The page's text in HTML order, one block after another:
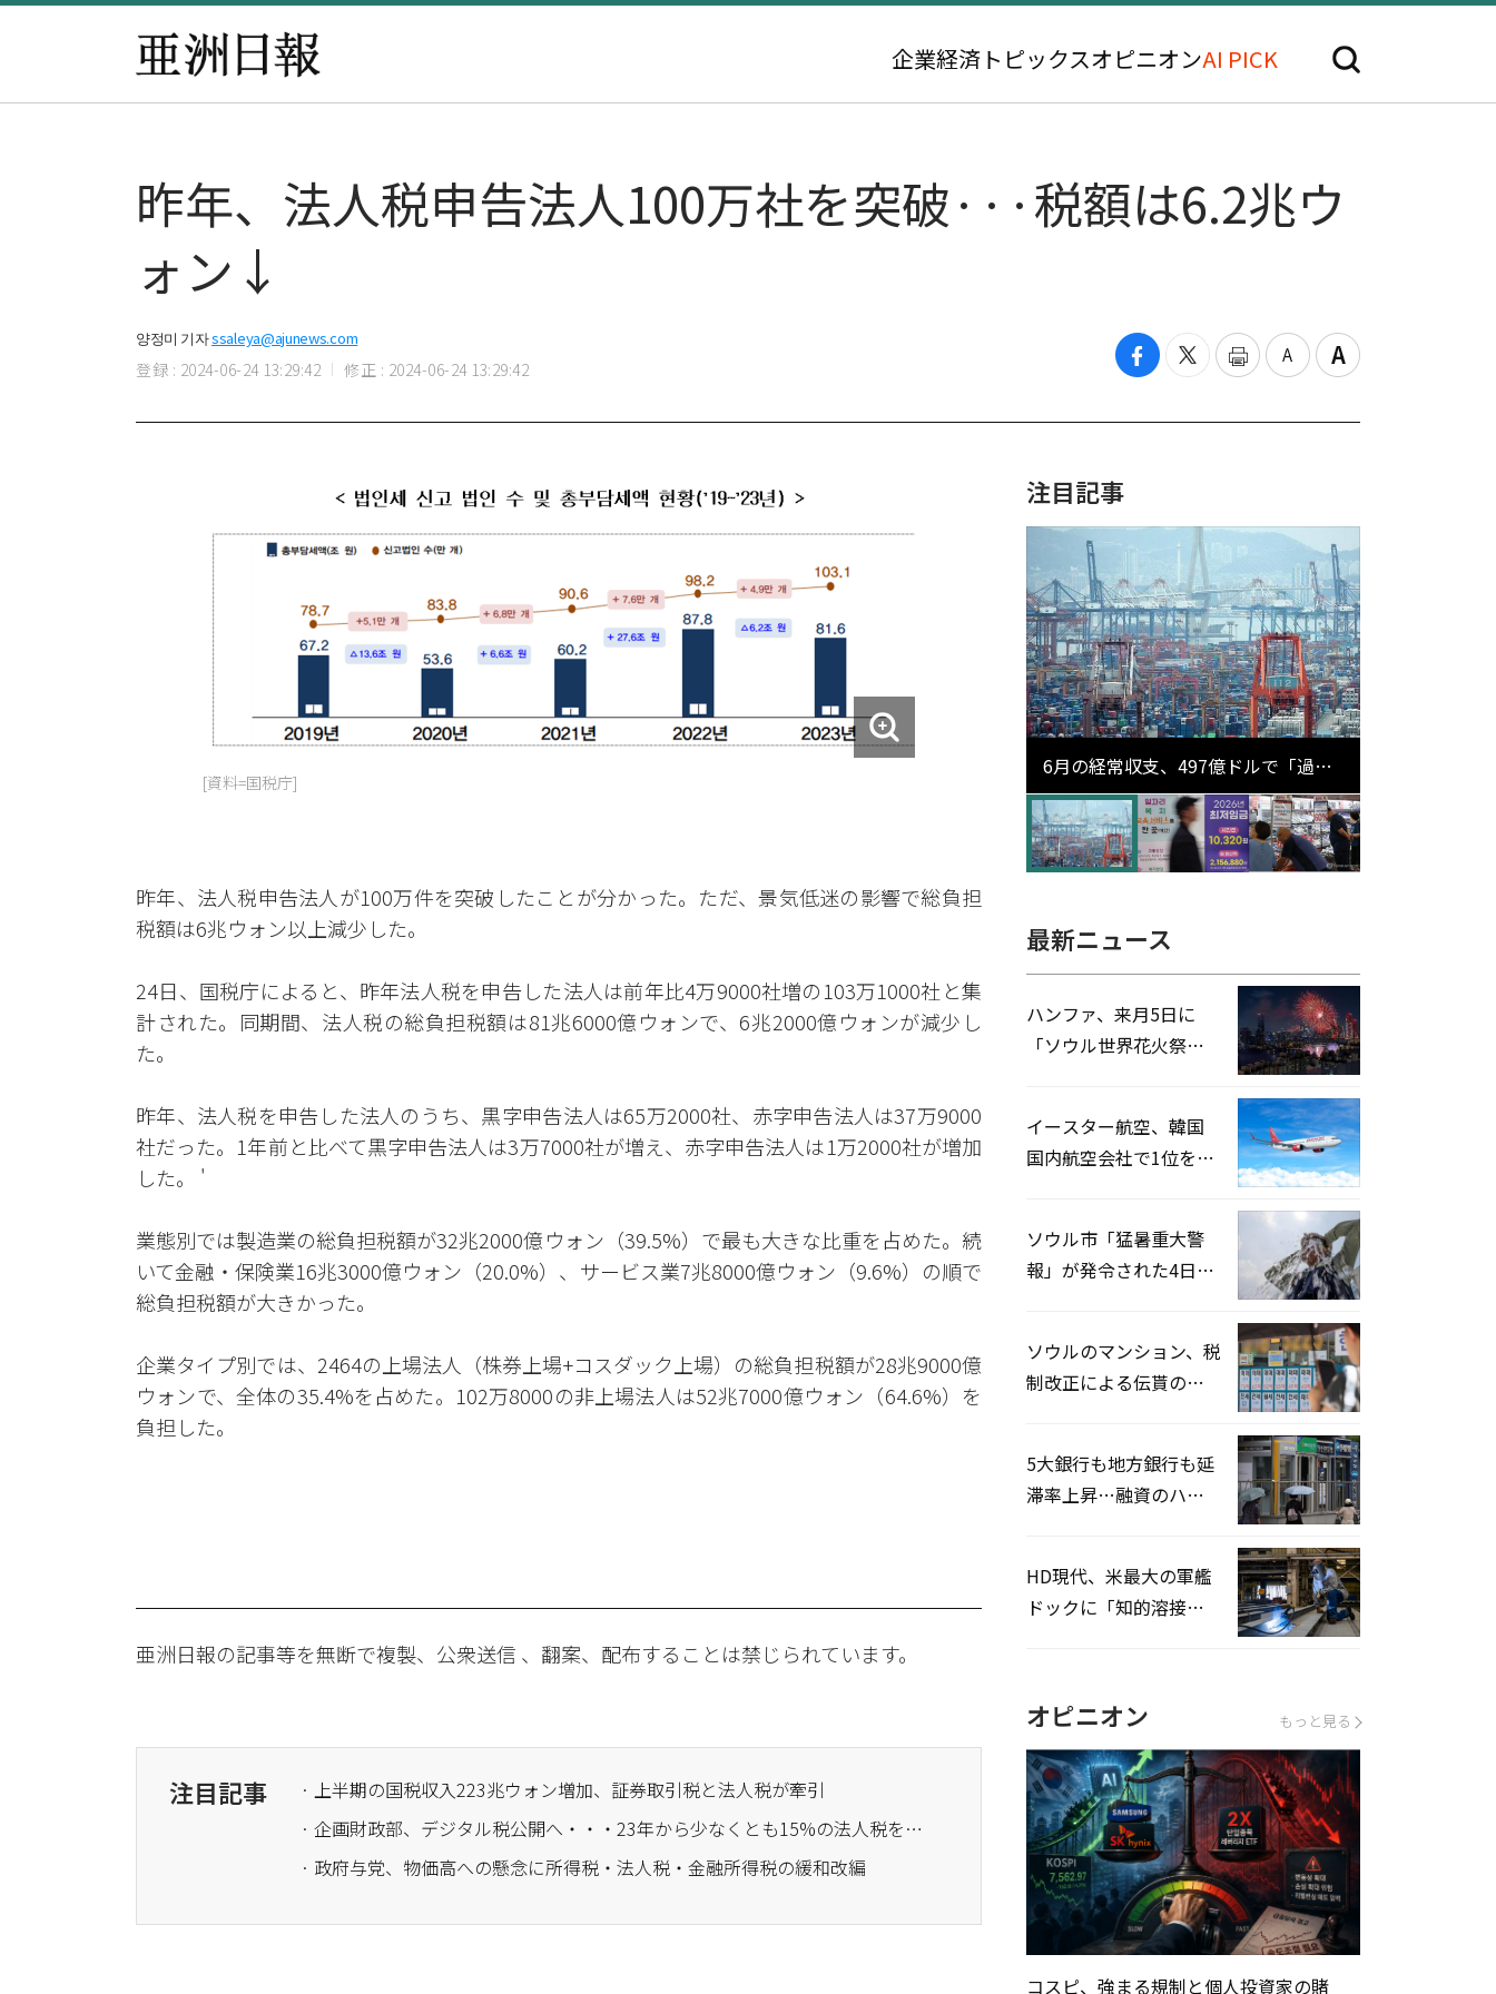
企業経済 トピックスオピニオンAI PICK
昨年、法人税申告法人100万社を突破···税額は6.2兆ウ
ォン↓
양정미 기자ssaleya@ajunews.com
登録 : 2024-06-24 13:29:42 修正 : 2024-06-24 13:29:42
[資料=国税庁]
昨年、法人税申告法人が100万件を突破したことが分かった。ただ、景気低迷の影響で総負担
税額は6兆ウォン以上減少した。
24日、国税庁によると、昨年法人税を申告した法人は前年比4万9000社増の103万1000社と集
計された。同期間、法人税の総負担税額は81兆6000億ウォンで、6兆2000億ウォンが減少し
た。
昨年、法人税を申告した法人のうち、黒字申告法人は65万2000社、赤字申告法人は37万9000
社だった。1年前と比べて黒字申告法人は3万7000社が増え、赤字申告法人は1万2000社が増加
した。 '
業態別では製造業の総負担税額が32兆2000億ウォン（39.5%）で最も大きな比重を占めた。続
いて金融・保険業16兆3000億ウォン（20.0%）、サービス業7兆8000億ウォン（9.6%）の順で
総負担税額が大きかった。
企業タイプ別では、2464の上場法人（株券上場+コスダック上場）の総負担税額が28兆9000億
ウォンで、全体の35.4%を占めた。102万8000の非上場法人は52兆7000億ウォン（64.6%）を
負担した。
亜洲日報の記事等を無断で複製、公衆送信 、翻案、配布することは禁じられています。
注目記事
· 上半期の国税収入223兆ウォン増加、証券取引税と法人税が牽引
· 企画財政部、デジタル税公開へ・・・23年から少なくとも15%の法人税を義務化
· 政府与党、物価高への懸念に所得税・法人税・金融所得税の緩和改編
注目記事
6月の経常収支、497億ドルで「過去
最大」…輸出が初の1000億ドル突破
最新ニュース
ハンファ、来月5日に
「ソウル世界花火祭り
イースター航空、韓国
国内航空会社で1位を記
ソウル市「猛暑重大警
報」が発令された4日、
ソウルのマンション、税
制改正による伝貰の月
5大銀行も地方銀行も延
滞率上昇…融資のハー
HD現代、米最大の軍艦
ドックに「知的溶接」
オピニオン もっと見る
コスピ、強まる規制と個人投資家の賭